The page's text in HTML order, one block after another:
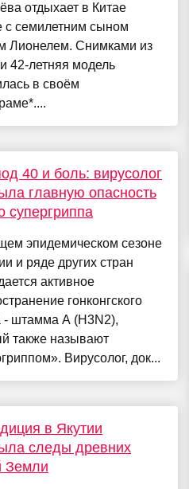
отдыхает в Китае
с семилетним сыном
Лионелем. Снимками из
42-летняя модель
в своём
40 и боль: вирусолог
главную опасность
супергриппа
эпидемическом сезоне
и ряде других стран
активное
гонконгского
- штамма А (H3N2),
также называют
Вирусолог, док...
в Якутии
следы древних
Земли